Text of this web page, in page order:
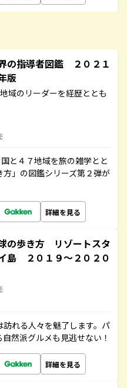
の指導者図鑑 ２０２１
版
域のリーダーを経歴ととも
と４７地域を旅の雑学とと
」の図鑑シリーズ第２弾が
詳細を見る
の歩き方 リゾートスタ
島 ２０１９～２０２０
れる人々を魅了します。パ
然派グルメも見逃せない！
詳細を見る